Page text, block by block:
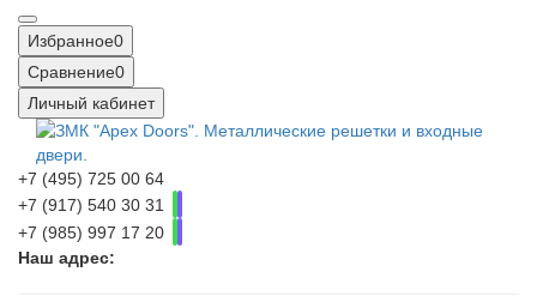
Избранное0
Сравнение0
Личный кабинет
+7 (495) 725 00 64
+7 (917) 540 30 31
+7 (985) 997 17 20
Наш адрес: